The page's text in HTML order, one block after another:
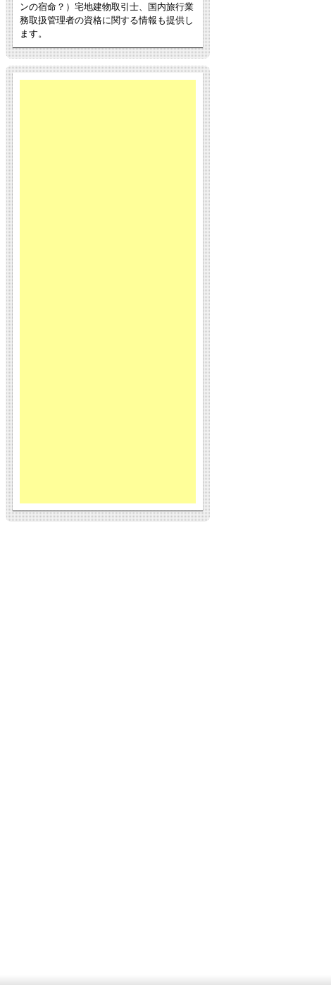
ンの宿命？）宅地建物取引士、国内旅行業
務取扱管理者の資格に関する情報も提供し
ます。